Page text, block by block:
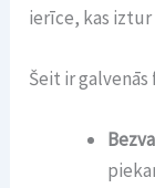
ierīce, kas
Šeit ir